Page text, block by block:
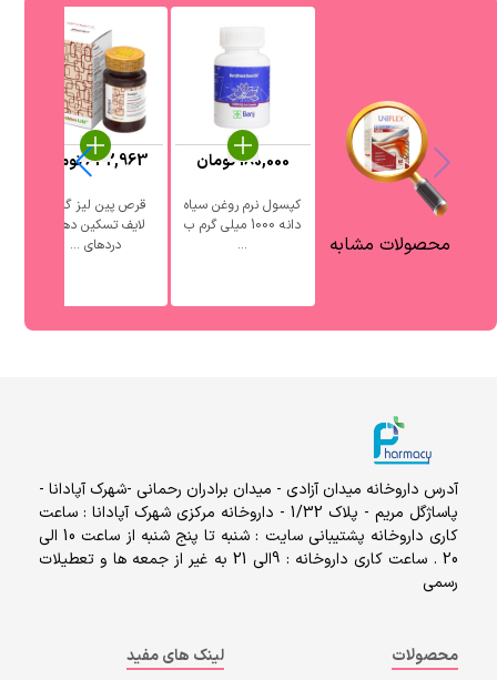
محصولات مشابه
کپسول نرم روغن سیاه
دانه 1000 میلی گرم ب
...
180,000تومان
قرص پین لیز گلدن
لایف تسکین دهنده
دردهای ...
642,963تومان
آدرس داروخانه میدان آزادی - میدان برادران رحمانی -شهرک آپادانا -
پاساژگل مریم - پلاک 1/32 - داروخانه مرکزی شهرک آپادانا : ساعت
کاری داروخانه پشتیبانی سایت : شنبه تا پنج شنبه از ساعت 10 الی
20 . ساعت کاری داروخانه : 9الی 21 به غیر از جمعه ها و تعطیلات
رسمی
محصولات لینک های مفید